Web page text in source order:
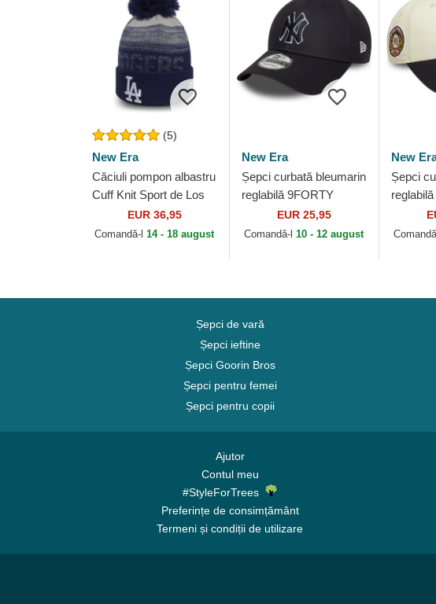
(5)
New Era
Căciuli pompon albastru
Cuff Knit Sport de Los
Angeles Dodgers MLB
de New Era
EUR 36,95
Comandă-l14 - 18 august
New Era
Șepci curbată bleumarin
reglabilă 9FORTY
Outline de New York
Yankees MLB de New
EUR 25,95
Comandă-l10 - 12 august
New
Șepci
Series
Șepci de vară
Șepci ieftine
Șepci Goorin Bros
Șepci pentru femei
Șepci pentru copii
Ajutor
Contul meu
#StyleForTrees
Preferințe de consimțământ
Termeni și condiții de utilizare